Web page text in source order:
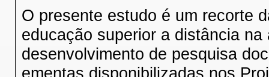
O presente estudo é um recorte
educação superior a distância
desenvolvimento de pesquisa